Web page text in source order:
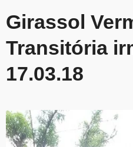
Girassol
Transitória
17.03.18